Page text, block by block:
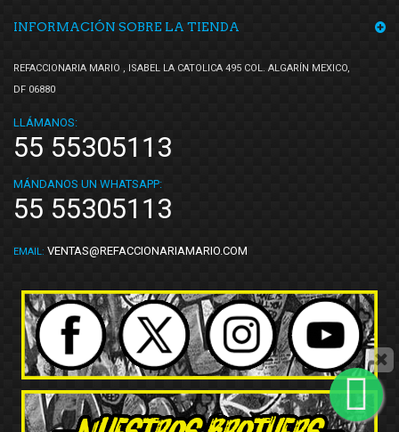
INFORMACIÓN SOBRE LA TIENDA
REFACCIONARIA MARIO , ISABEL LA CATOLICA 495 COL. ALGARÍN MEXICO,
DF 06880
LLÁMANOS:
55 55305113
MÁNDANOS UN WHATSAPP:
55 55305113
EMAIL: VENTAS@REFACCIONARIAMARIO.COM